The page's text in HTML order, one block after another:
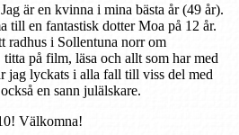
är en kvinna i mina bästa år (49 år).
till en fantastisk dotter Moa på 12 år.
radhus i Sollentuna norr om
på film, läsa och allt som har med
jag lyckats i alla fall till viss del med
en sann julälskare.
Välkomna!